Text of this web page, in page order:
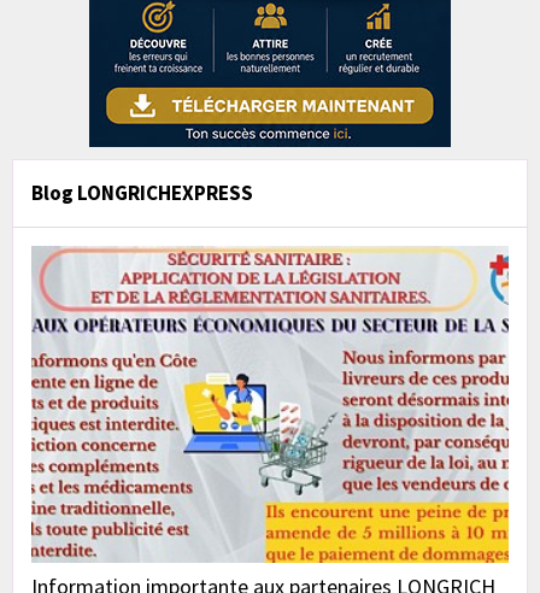
Blog LONGRICHEXPRESS
Information importante aux partenaires LONGRICH